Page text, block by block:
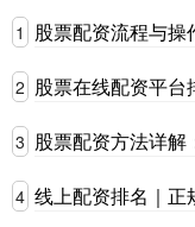
1 股票配资流程与操
2 股票在线配资平台
3 股票配资方法详
4 线上配资排名｜正